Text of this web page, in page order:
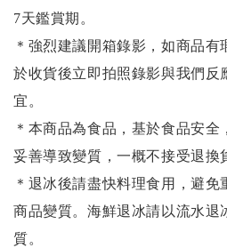
7天鑑賞期。
＊強烈建議開箱錄影，如商品
於收貨後立即拍照錄影與我們反
宜。
＊本商品為食品，基於食品安
妥善導致變質，一概不接受退換
＊退冰後請盡快料理食用，避
商品變質。海鮮退冰請以流水退
質。